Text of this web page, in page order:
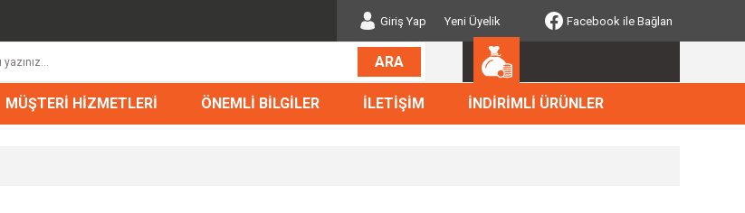
Giriş Yap Yeni Üyelik Facebook ile Bağlan
ARA
MÜŞTERİ HİZMETLERİ ÖNEMLİ BİLGİLER İLETİŞİM İNDİRİMLİ ÜRÜNLER